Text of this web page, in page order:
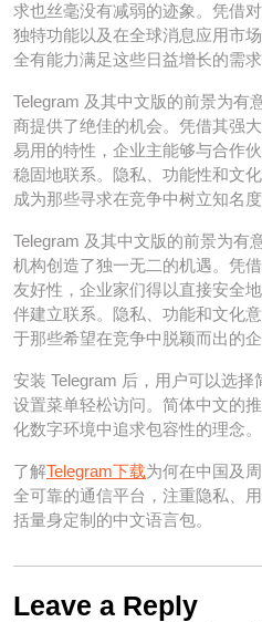
求也丝毫没有减弱的迹象。凭借
独特功能以及在全球消息应用市
全有能力满足这些日益增长的需求
Telegram 及其中文版的前景为有
商提供了绝佳的机会。凭借其强
易用的特性，企业主能够与合作
稳固地联系。隐私、功能性和文
成为那些寻求在竞争中树立知名
Telegram 及其中文版的前景为有
机构创造了独一无二的机遇。凭
友好性，企业家们得以直接安全
伴建立联系。隐私、功能和文化
于那些希望在竞争中脱颖而出的
安装 Telegram 后，用户可以选
设置菜单轻松访问。简体中文的
化数字环境中追求包容性的理念。
了解Telegram下载为何在中国及
全可靠的通信平台，注重隐私、
括量身定制的中文语言包。
Leave a Reply